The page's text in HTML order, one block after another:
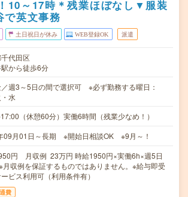
10～17時＊残業ほぼなし▼服装
で英文事務
土日祝日が休み WEB登録OK 派遣
代田区
から徒歩6分
／週3～5日の間で選択可 ※必ず勤務する曜日：
水
（休憩60分）実働6時間（残業少なめ！）
09月01日～長期 ※開始日相談OK ※9月～！
円 月収例 23万円 時給1950円×実働6h×週5日
収例を保証するものではありません。※給与即受
ビス利用可（利用条件有）
費